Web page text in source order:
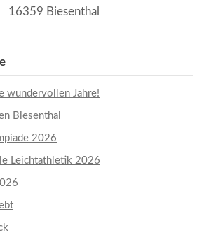
16359 Biesenthal
wundervollen Jahre!
Biesenthal
2026
Leichtathletik 2026